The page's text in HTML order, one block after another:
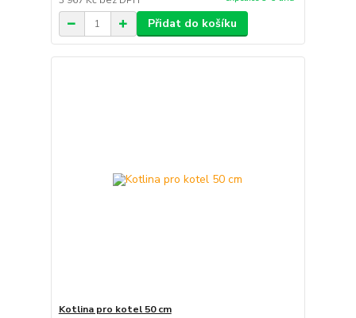
Přidat do košíku
Kotlina pro kotel 50 cm